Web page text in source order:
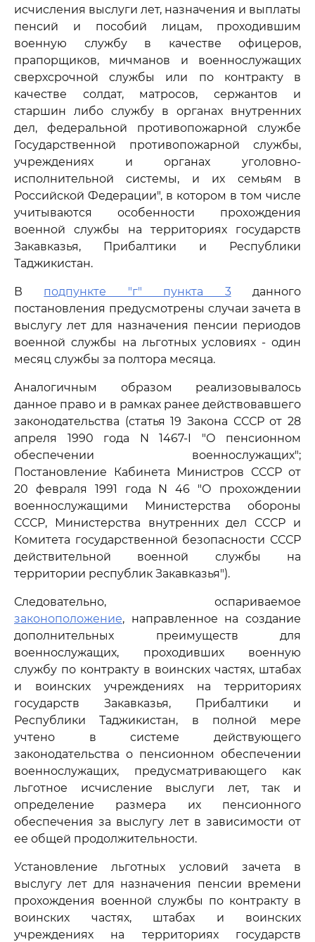
исчисления выслуги лет, назначения и выплаты
пенсий и пособий лицам, проходившим
военную службу в качестве офицеров,
прапорщиков, мичманов и военнослужащих
сверхсрочной службы или по контракту в
качестве солдат, матросов, сержантов и
старшин либо службу в органах внутренних
дел, федеральной противопожарной службе
Государственной противопожарной службы,
учреждениях и органах уголовно-
исполнительной системы, и их семьям в
Российской Федерации", в котором в том числе
учитываются особенности прохождения
военной службы на территориях государств
Закавказья, Прибалтики и Республики
Таджикистан.
В подпункте "г" пункта 3данного
постановления предусмотрены случаи зачета в
выслугу лет для назначения пенсии периодов
военной службы на льготных условиях - один
месяц службы за полтора месяца.
Аналогичным образом реализовывалось
данное право и в рамках ранее действовавшего
законодательства (статья 19 Закона СССР от 28
апреля 1990 года N 1467-I "О пенсионном
обеспечении военнослужащих";
Постановление Кабинета Министров СССР от
20 февраля 1991 года N 46 "О прохождении
военнослужащими Министерства обороны
СССР, Министерства внутренних дел СССР и
Комитета государственной безопасности СССР
действительной военной службы на
территории республик Закавказья").
Следовательно, оспариваемое
законоположение, направленное на создание
дополнительных преимуществ для
военнослужащих, проходивших военную
службу по контракту в воинских частях, штабах
и воинских учреждениях на территориях
государств Закавказья, Прибалтики и
Республики Таджикистан, в полной мере
учтено в системе действующего
законодательства о пенсионном обеспечении
военнослужащих, предусматривающего как
льготное исчисление выслуги лет, так и
определение размера их пенсионного
обеспечения за выслугу лет в зависимости от
ее общей продолжительности.
Установление льготных условий зачета в
выслугу лет для назначения пенсии времени
прохождения военной службы по контракту в
воинских частях, штабах и воинских
учреждениях на территориях государств